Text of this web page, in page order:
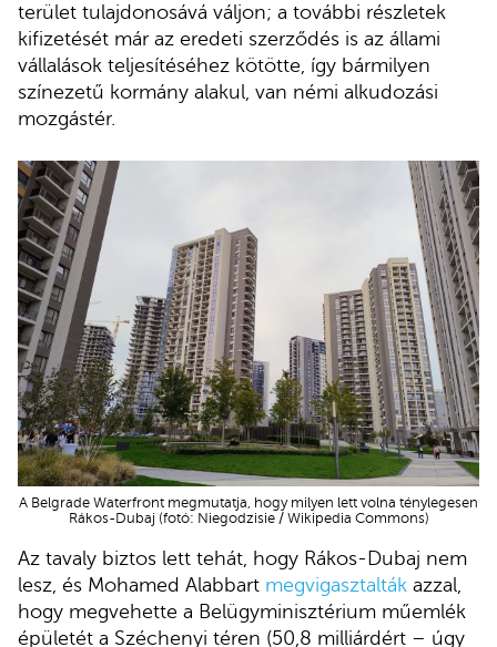
terület tulajdonosává váljon; a további részletek
kifizetését már az eredeti szerződés is az állami
vállalások teljesítéséhez kötötte, így bármilyen
színezetű kormány alakul, van némi alkudozási
mozgástér.
A Belgrade Waterfront megmutatja, hogy milyen lett volna ténylegesen
Rákos-Dubaj (fotó: Niegodzisie / Wikipedia Commons)
Az tavaly biztos lett tehát, hogy Rákos-Dubaj nem
lesz, és Mohamed Alabbart megvigasztalták azzal,
hogy megvehette a Belügyminisztérium műemlék
épületét a Széchenyi téren (50,8 milliárdért – úgy